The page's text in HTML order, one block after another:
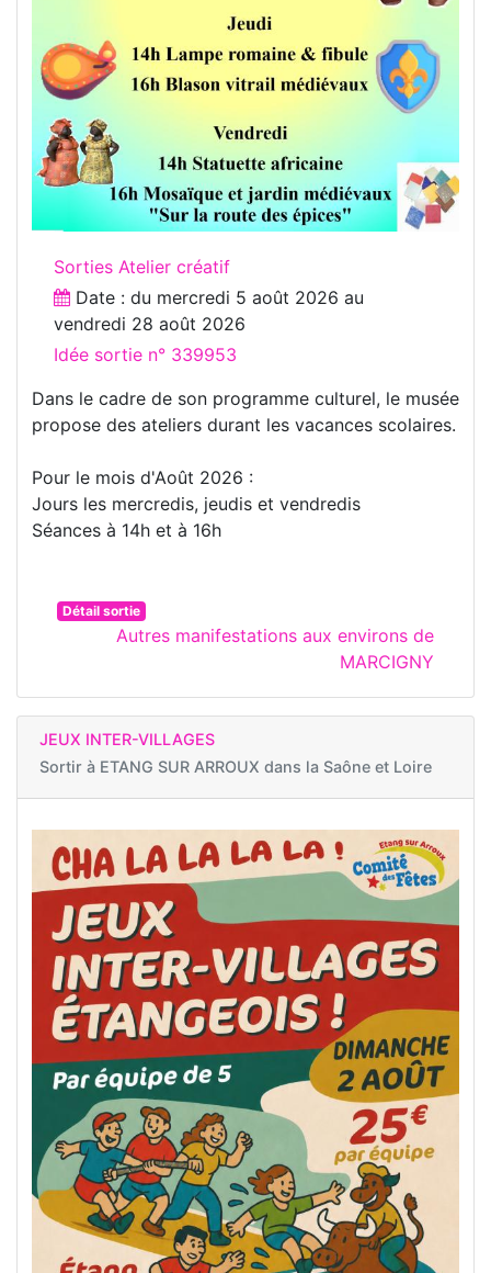
Sorties Atelier créatif
Date : du mercredi 5 août 2026 au
vendredi 28 août 2026
Idée sortie n° 339953
Dans le cadre de son programme culturel, le musée
propose des ateliers durant les vacances scolaires.
Pour le mois d'Août 2026 :
Jours les mercredis, jeudis et vendredis
Séances à 14h et à 16h
Détail sortie
Autres manifestations aux environs de
MARCIGNY
JEUX INTER-VILLAGES
Sortir à ETANG SUR ARROUX dans la Saône et Loire